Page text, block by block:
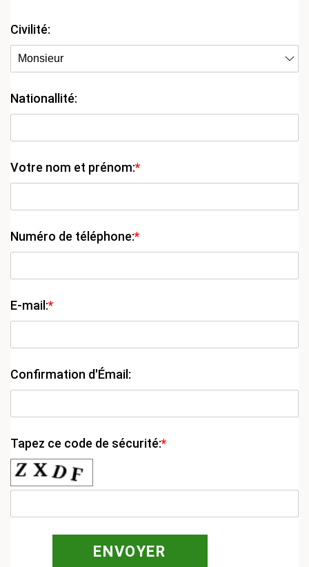
Civilité:
Nationallité:
Votre nom et prénom:*
Numéro de téléphone:*
E-mail:*
Confirmation d'Émail:
Tapez ce code de sécurité:*